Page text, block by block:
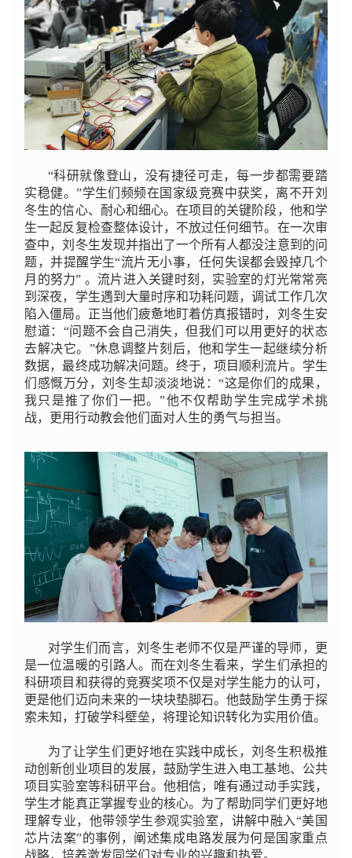
“科研就像登山，没有捷径可走，每一步都需要踏
实稳健。”学生们频频在国家级竞赛中获奖，离不开刘
冬生的信心、耐心和细心。在项目的关键阶段，他和学
生一起反复检查整体设计，不放过任何细节。在一次审
查中，刘冬生发现并指出了一个所有人都没注意到的问
题，并提醒学生“流片无小事，任何失误都会毁掉几个
月的努力” 。流片进入关键时刻，实验室的灯光常常亮
到深夜，学生遇到大量时序和功耗问题，调试工作几次
陷入僵局。正当他们疲惫地盯着仿真报错时，刘冬生安
慰道：“问题不会自己消失，但我们可以用更好的状态
去解决它。”休息调整片刻后，他和学生一起继续分析
数据，最终成功解决问题。终于，项目顺利流片。学生
们感慨万分，刘冬生却淡淡地说：“这是你们的成果，
我只是推了你们一把。”他不仅帮助学生完成学术挑
战，更用行动教会他们面对人生的勇气与担当。
对学生们而言，刘冬生老师不仅是严谨的导师，更
是一位温暖的引路人。而在刘冬生看来，学生们承担的
科研项目和获得的竞赛奖项不仅是对学生能力的认可，
更是他们迈向未来的一块块垫脚石。他鼓励学生勇于探
索未知，打破学科壁垒，将理论知识转化为实用价值。
为了让学生们更好地在实践中成长，刘冬生积极推
动创新创业项目的发展，鼓励学生进入电工基地、公共
项目实验室等科研平台。他相信，唯有通过动手实践，
学生才能真正掌握专业的核心。为了帮助同学们更好地
理解专业，他带领学生参观实验室，讲解中融入“美国
芯片法案”的事例，阐述集成电路发展为何是国家重点